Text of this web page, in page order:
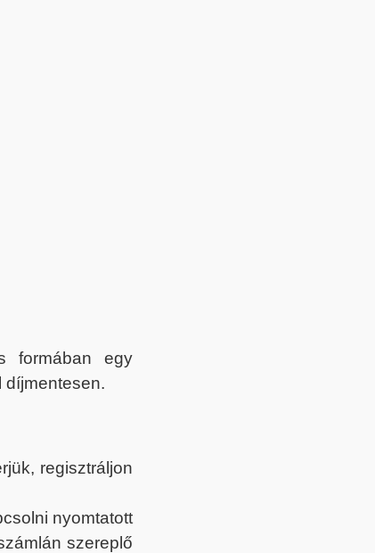
formában egy
díjmentesen.
regisztráljon
nyomtatott
szereplő